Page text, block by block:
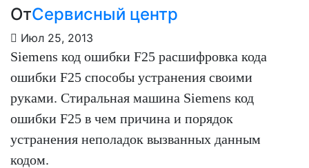
ОтСервисный центр
Июл 25, 2013
Siemens код ошибки F25 расшифровка кода
ошибки F25 способы устранения своими
руками. Стиральная машина Siemens код
ошибки F25 в чем причина и порядок
устранения неполадок вызванных данным
кодом.